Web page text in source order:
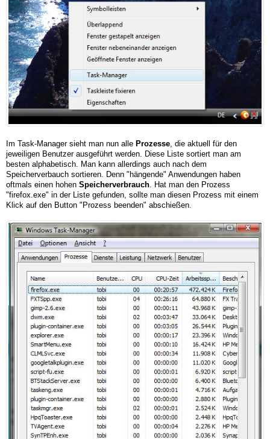
Im Task-Manager sieht man nun alle Prozesse, die aktuell für den
jeweiligen Benutzer ausgeführt werden. Diese Liste sortiert man am
besten alphabetisch. Man kann allerdings auch nach dem
Speicherverbauch sortieren. Denn "hängende" Anwendungen haben
oftmals einen hohen Speicherverbrauch. Hat man den Prozess
"firefox.exe" in der Liste gefunden, sollte man diesen Prozess mit einem
Klick auf den Button "Prozess beenden" abschießen.